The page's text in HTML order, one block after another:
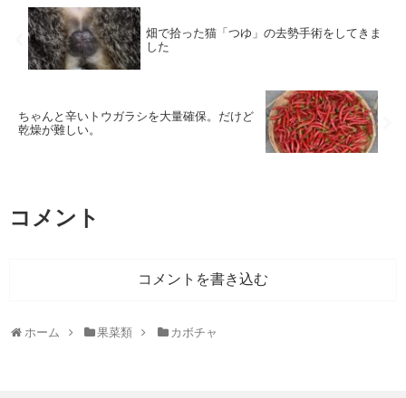
畑で拾った猫「つゆ」の去勢手術をしてきま
した
ちゃんと辛いトウガラシを大量確保。だけど
乾燥が難しい。
コメント
コメントを書き込む
ホーム 果菜類 カボチャ